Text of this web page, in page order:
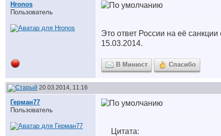
Hronos
Пользователь
Это ответ России на её санкции
15.03.2014.
В Минюст Спасибо
20.03.2014, 11:16
Герман77
Пользователь
Цитата: